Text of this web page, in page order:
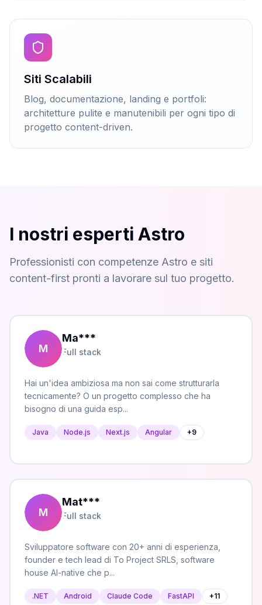
Siti Scalabili
Blog, documentazione, landing e portfoli:
architetture pulite e manutenibili per ogni tipo di
progetto content-driven.
I nostri esperti Astro
Professionisti con competenze Astro e siti
content-first pronti a lavorare sul tuo progetto.
M
Ma***
Full stack
Hai un'idea ambiziosa ma non sai come strutturarla
tecnicamente? O un progetto complesso che ha
bisogno di una guida esp...
Java Node.js Next.js Angular +9
M
Mat***
Full stack
Sviluppatore software con 20+ anni di esperienza,
founder e tech lead di To Project SRLS, software
house AI-native che p...
.NET Android Claude Code FastAPI +11